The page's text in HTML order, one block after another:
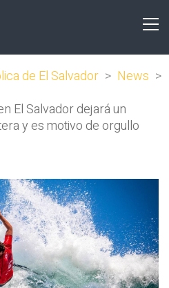
de El Salvador > News >
El Salvador dejará un
y es motivo de orgullo